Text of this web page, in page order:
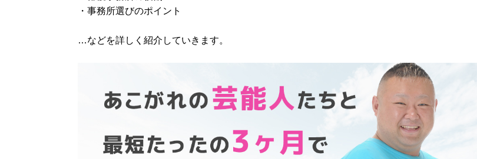
・事務所選びのポイント
…などを詳しく紹介していきます。